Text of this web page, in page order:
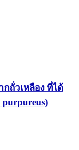
ถั่วเหลือง ที่ได้